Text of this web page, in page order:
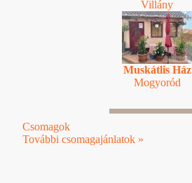
Villány
Muskátlis Ház
Mogyoród
Csomagok
További csomagajánlatok »